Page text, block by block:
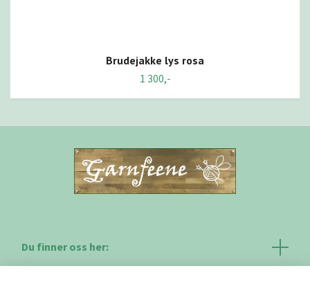
Brudejakke lys rosa
1 300,-
Du finner oss her: